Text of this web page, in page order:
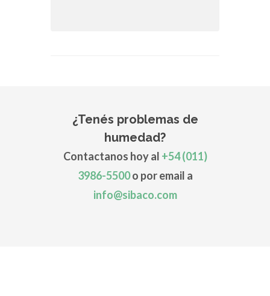
¿Tenés problemas de
humedad?
Contactanos hoy al +54 (011)
3986-5500o por email a
info@sibaco.com